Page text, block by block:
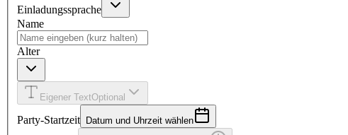
Einladungssprache
Name
Alter
Eigener TextOptional
Party-Startzeit Datum und Uhrzeit wählen